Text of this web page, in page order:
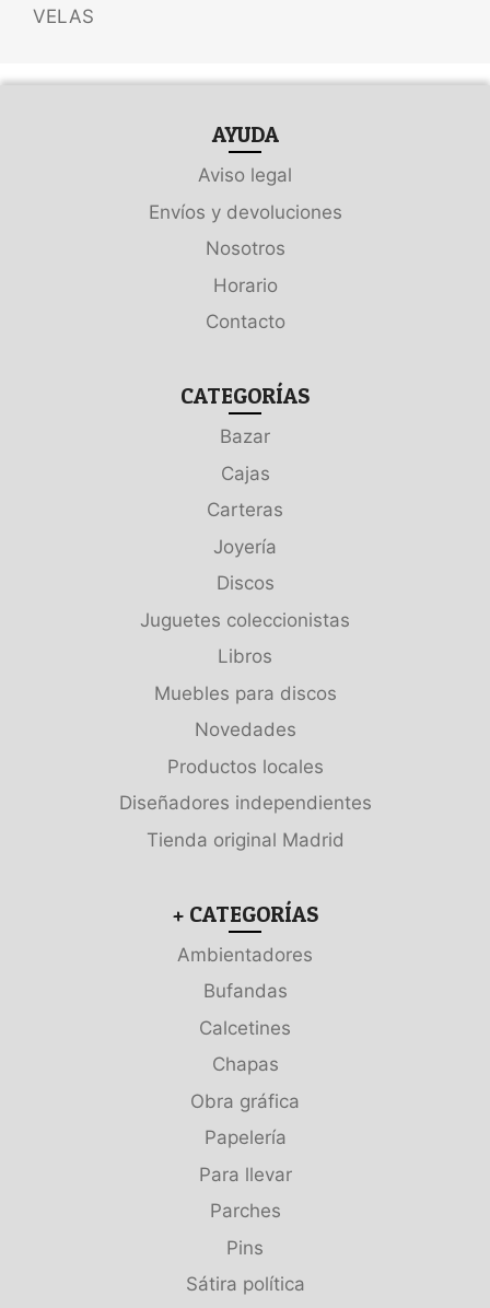
VELAS
AYUDA
Aviso legal
Envíos y devoluciones
Nosotros
Horario
Contacto
CATEGORÍAS
Bazar
Cajas
Carteras
Joyería
Discos
Juguetes coleccionistas
Libros
Muebles para discos
Novedades
Productos locales
Diseñadores independientes
Tienda original Madrid
+ CATEGORÍAS
Ambientadores
Bufandas
Calcetines
Chapas
Obra gráfica
Papelería
Para llevar
Parches
Pins
Sátira política